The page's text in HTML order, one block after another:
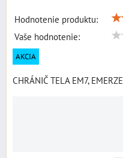
Hodnotenie produktu:
Vaše hodnotenie:
AKCIA
CHRÁNIČ TELA EM7, EMERZE